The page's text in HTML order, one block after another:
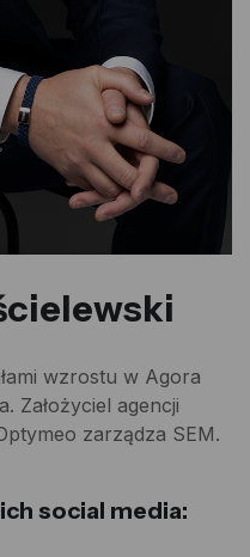
wzrostu w Agora
Założyciel agencji
zarządza SEM.
social media: